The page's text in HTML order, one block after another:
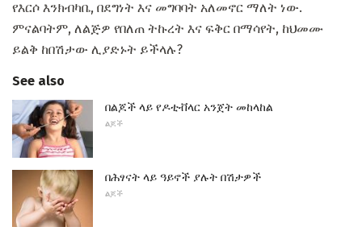
የእርሶ እንክብካቤ, በደግነት እና መግባባት አለመኖር ማለት ነው.
ምናልባትም, ለልጅዎ የበለጠ ትኩረት እና ፍቅር በማሳየት, ከህመሙ
ይልቅ ከበሽታው ሊያድኑት ይችላሉ?
See also
በልጆች ላይ የዶቲቭላር አንጀት መከላከል
ልጆች
በሕፃናት ላይ ዓይኖች ያሉት በሽታዎች
ልጆች